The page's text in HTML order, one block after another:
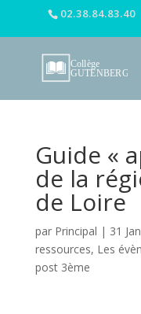
02.38.84.83.40
Guide «
de la
de Loire
par Principal | 31
ressources, Les
post 3ème